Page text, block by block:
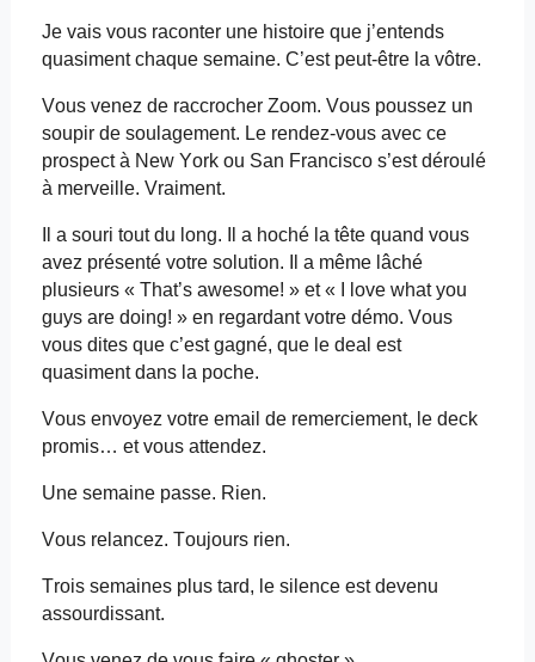
Je vais vous raconter une histoire que j’entends
quasiment chaque semaine. C’est peut-être la vôtre.
Vous venez de raccrocher Zoom. Vous poussez un
soupir de soulagement. Le rendez-vous avec ce
prospect à New York ou San Francisco s’est déroulé
à merveille. Vraiment.
Il a souri tout du long. Il a hoché la tête quand vous
avez présenté votre solution. Il a même lâché
plusieurs « That’s awesome! » et « I love what you
guysare doing! » en regardant votre démo. Vous
vous dites que c’est gagné, que le deal est
quasiment dans la poche.
Vous envoyez votre email de remerciement, le deck
promis… et vous attendez.
Une semaine passe. Rien.
Vous relancez. Toujours rien.
Trois semaines plus tard, le silence est devenu
assourdissant.